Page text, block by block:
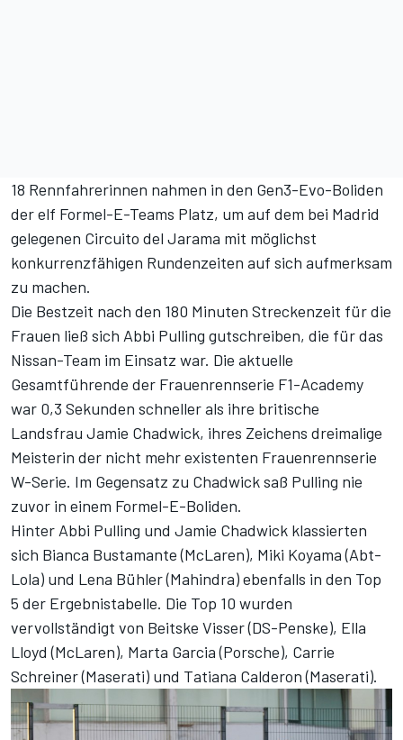
18 Rennfahrerinnen nahmen in den Gen3-Evo-Boliden
der elf Formel-E-Teams Platz, um auf dem bei Madrid
gelegenen Circuito del Jarama mit möglichst
konkurrenzfähigen Rundenzeiten auf sich aufmerksam
zu machen.
Die Bestzeit nach den 180 Minuten Streckenzeit für die
Frauen ließ sich Abbi Pulling gutschreiben, die für das
Nissan-Team im Einsatz war. Die aktuelle
Gesamtführende der Frauenrennserie F1-Academy
war 0,3 Sekunden schneller als ihre britische
Landsfrau Jamie Chadwick, ihres Zeichens dreimalige
Meisterin der nicht mehr existenten Frauenrennserie
W-Serie. Im Gegensatz zu Chadwick saß Pulling nie
zuvor in einem Formel-E-Boliden.
Hinter Abbi Pulling und Jamie Chadwick klassierten
sich Bianca Bustamante (McLaren), Miki Koyama (Abt-
Lola) und Lena Bühler (Mahindra) ebenfalls in den Top
5 der Ergebnistabelle. Die Top 10 wurden
vervollständigt von Beitske Visser (DS-Penske), Ella
Lloyd (McLaren), Marta Garcia (Porsche), Carrie
Schreiner (Maserati) und Tatiana Calderon (Maserati).